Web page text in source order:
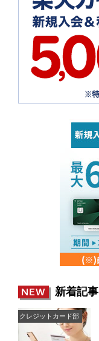
NEW 新着記事
クレジットカード部